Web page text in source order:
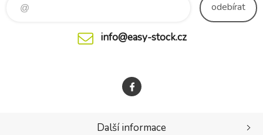
odebírat
info@easy-stock.cz
Další informace